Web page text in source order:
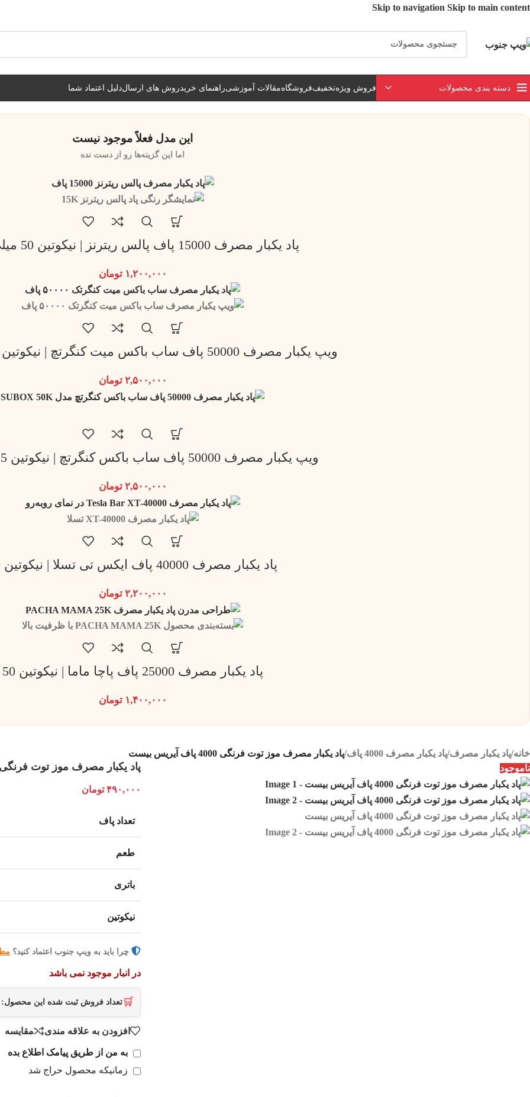
Skip to navigation Skip to main content
دسته بندی محصولات فروش ویژهتخفیففروشگاهمقالات آموزشیراهنمای خریدروش های ارسالدلیل اعتماد شما
این مدل فعلاً موجود نیست
اما این گزینه‌ها رو از دست نده
پاد یکبار مصرف 15000 پاف پالس ریترنز | نیکوتین 50 میلی گرم
۱,۲۰۰,۰۰۰ تومان
ویپ یکبار مصرف 50000 پاف ساب باکس میت کنگرتچ | نیکوتین 3.5 میلی گرم
۲,۵۰۰,۰۰۰ تومان
ویپ یکبار مصرف 50000 پاف ساب باکس کنگرتچ | نیکوتین 5 میلی گرم
۲,۵۰۰,۰۰۰ تومان
پاد یکبار مصرف 40000 پاف ایکس تی تسلا | نیکوتین 50
۲,۲۰۰,۰۰۰ تومان
پاد یکبار مصرف 25000 پاف پاچا ماما | نیکوتین 50
۱,۴۰۰,۰۰۰ تومان
خانه/پاد یکبار مصرف/پاد یکبار مصرف 4000 پاف /پاد یکبار مصرف موز توت فرنگی 4000 پاف آیریس بیست
ناموجود
پاد یکبار مصرف موز توت فرنگی 4000 پاف آیریس
۴۹۰,۰۰۰ تومان
تعداد پاف
طعم
باتری
نیکوتین
چرا باید به ویپ جنوب اعتماد کنید؟
در انبار موجود نمی باشد
🛒 تعداد فروش ثبت شده این
افزودن به علاقه مندی مقایسه
به من از طریق پیامک اطلاع بده
زمانیکه محصول حراج شد